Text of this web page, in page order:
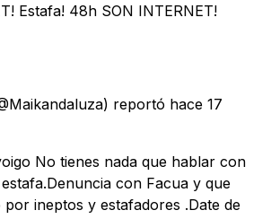
Estafa! 48h SON INTERNET!
reportó hace 17
No tienes nada que hablar con
con Facua y que
por ineptos y estafadores .Date de